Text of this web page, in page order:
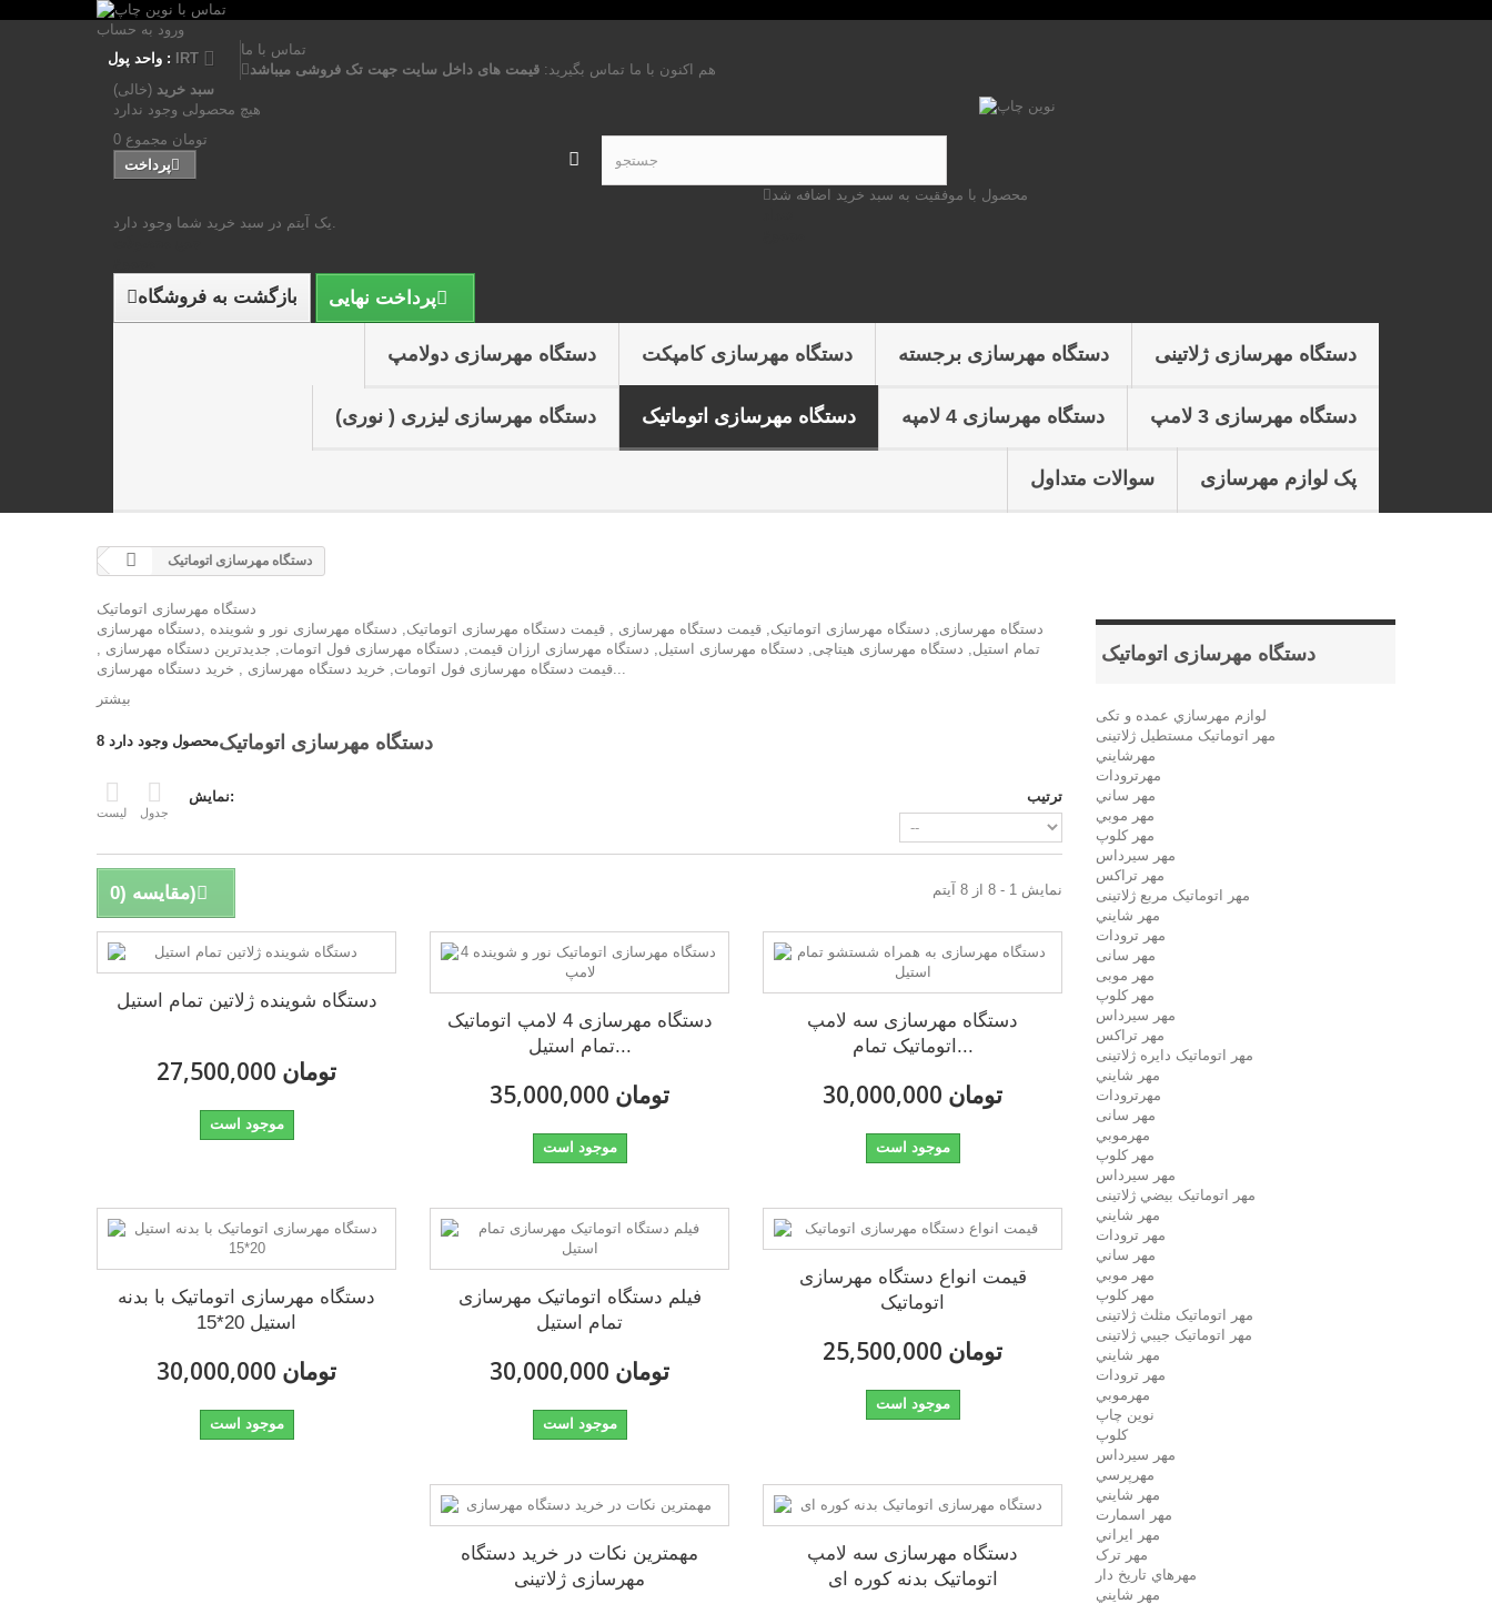
ورود به حساب
واحد پول :
IRT
تماس با ما
هم اکنون با ما تماس بگیرید: قیمت های داخل سایت جهت تک فروشی میباشد
سبد خرید (خالی)
هیچ محصولی وجود ندارد
0 تومان مجموع
پرداخت
محصول با موفقیت به سبد خرید اضافه شد
یک آیتم در سبد خرید شما وجود دارد.
بازگشت به فروشگاه پرداخت نهایی
دستگاه مهرسازی ژلاتینی دستگاه مهرسازی برجسته دستگاه مهرسازی کامپکت دستگاه مهرسازی دولامپ
دستگاه مهرسازی 3 لامپ دستگاه مهرسازی 4 لامپه دستگاه مهرسازی اتوماتیک دستگاه مهرسازی لیزری ( نوری)
پک لوازم مهرسازی سوالات متداول
دستگاه مهرسازی اتوماتیک
دستگاه مهرسازی اتوماتیک
لوازم مهرسازي عمده و تکی
مهر اتوماتیک مستطيل ژلاتینی
مهرشايني
مهرترودات
مهر ساني
مهر موبي
مهر كلوپ
مهر سيرداس
مهر تراکس
مهر اتوماتیک مربع ژلاتینی
مهر شايني
مهر ترودات
مهر سانی
مهر موبی
مهر كلوپ
مهر سيرداس
مهر تراکس
مهر اتوماتیک دايره ژلاتینی
مهر شايني
مهرترودات
مهر سانی
مهرموبي
مهر كلوپ
مهر سيرداس
مهر اتوماتیک بيضي ژلاتینی
مهر شايني
مهر ترودات
مهر ساني
مهر موبي
مهر كلوپ
مهر اتوماتیک مثلث ژلاتینی
مهر اتوماتیک جيبي ژلاتینی
مهر شايني
مهر ترودات
مهرموبي
نوين چاپ
کلوپ
مهر سيرداس
مهرپرسي
مهر شايني
مهر اسمارت
مهر ايراني
مهر ترک
مهرهاي تاريخ دار
مهر شايني
دستگاه مهرسازی اتوماتیک
دستگاه مهرسازی, دستگاه مهرسازی اتوماتیک, قیمت دستگاه مهرسازی , قیمت دستگاه مهرسازی اتوماتیک, دستگاه مهرسازی نور و شوینده ,دستگاه مهرسازی
تمام استیل, دستگاه مهرسازی هیتاچی, دستگاه مهرسازی استیل, دستگاه مهرسازی ارزان قیمت, دستگاه مهرسازی فول اتومات, جدیدترین دستگاه مهرسازی ,
قیمت دستگاه مهرسازی فول اتومات, خرید دستگاه مهرسازی , خرید دستگاه مهرسازی...
بیشتر
8 محصول وجود دارد
نمایش:
جدول لیست
ترتیب
مقایسه (0 ) نمایش 1 - 8 از 8 آیتم
دستگاه مهرسازی سه لامپ
اتوماتیک تمام...
30,000,000 تومان
موجود است
دستگاه مهرسازی 4 لامپ اتوماتیک
تمام استیل...
35,000,000 تومان
موجود است
دستگاه شوینده ژلاتین تمام استیل
27,500,000 تومان
موجود است
قیمت انواع دستگاه مهرسازی
اتوماتیک
25,500,000 تومان
موجود است
فیلم دستگاه اتوماتیک مهرسازی
تمام استیل
30,000,000 تومان
موجود است
دستگاه مهرسازی اتوماتیک با بدنه
استیل 20*15
30,000,000 تومان
موجود است
دستگاه مهرسازی سه لامپ
اتوماتیک بدنه کوره ای
مهمترین نکات در خرید دستگاه
مهرسازی ژلاتینی